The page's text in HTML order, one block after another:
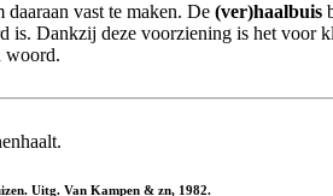
vast te maken. De (ver)haalbuis
is. Dankzij deze voorziening is het voor
woord.
Uitg. Van Kampen & zn, 1982.